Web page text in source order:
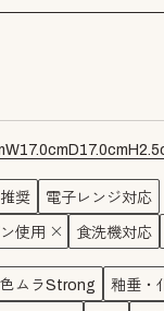
W17.0cm D17.0cm H2.5
奨 電子レンジ対応
使用 食洗機対応
色ムラStrong 釉垂・